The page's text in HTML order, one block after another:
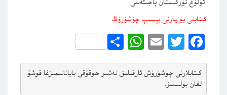
ئۇلۇغ تۈركىستان پاجىئەسى
كىتابنى بۇ يەرنى بېسىپ چۈشۈرۈڭ
Facebook
Twitter
Email
WhatsApp
Share
كىتابلارنى چۈشۈرۈش ئارقىلىق نەشىر ھوقۇقى باياناتىمىزغا قوشۇ
لغان بولىسىز.